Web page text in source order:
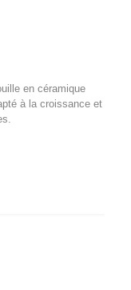
en céramique
à la croissance et